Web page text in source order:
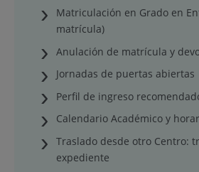
Matriculación en Grado en
matrícula)
Anulación de matrícula y
Jornadas de puertas abiertas
Perfil de ingreso
Calendario Académico y
Traslado desde otro Centro:
expediente